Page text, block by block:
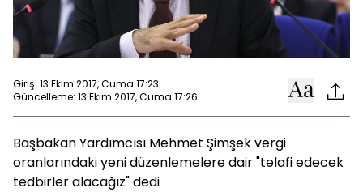
Giriş: 13 Ekim 2017, Cuma 17:23
Güncelleme: 13 Ekim 2017, Cuma 17:26
Başbakan Yardımcısı Mehmet Şimşek vergi
oranlarındaki yeni düzenlemelere dair "telafi edecek
tedbirler alacağız" dedi